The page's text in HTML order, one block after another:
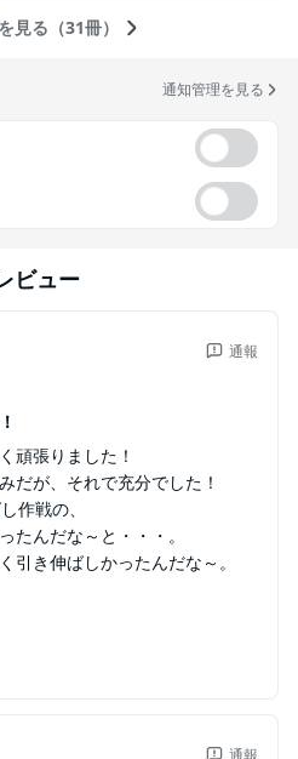
見る（31冊）
通知管理を見る
ビュー
通報
頑張りました！
だが、それで充分でした！
作戦の、
たんだな～と・・・。
引き伸ばしかったんだな～。
通報